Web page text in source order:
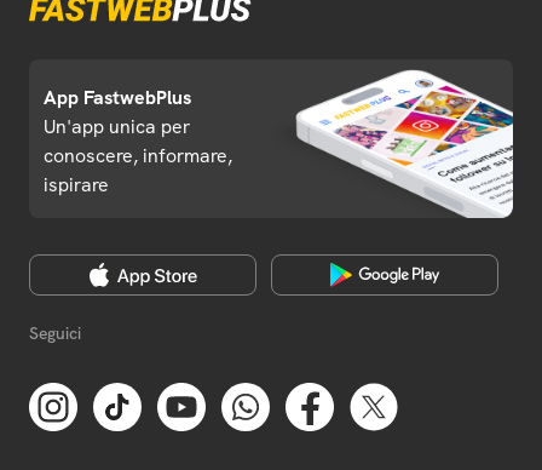
App FastwebPlus
Un'app unica per
conoscere, informare,
ispirare
Seguici